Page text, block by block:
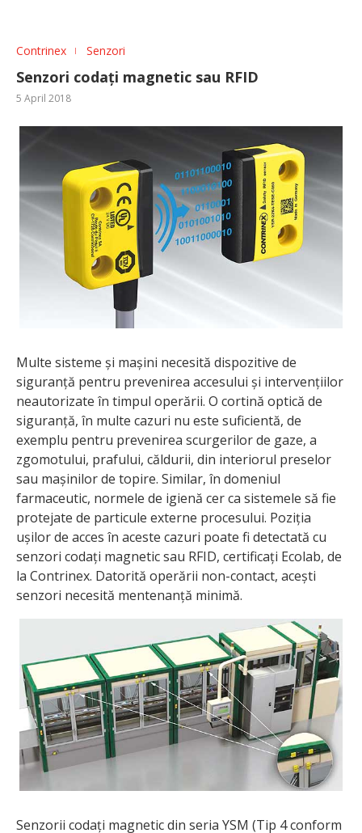
Contrinex Senzori
Senzori codați magnetic sau RFID
5 April 2018
Multe sisteme și mașini necesită dispozitive de
siguranță pentru prevenirea accesului și intervențiilor
neautorizate în timpul operării. O cortină optică de
siguranță, în multe cazuri nu este suficientă, de
exemplu pentru prevenirea scurgerilor de gaze, a
zgomotului, prafului, căldurii, din interiorul preselor
sau mașinilor de topire. Similar, în domeniul
farmaceutic, normele de igienă cer ca sistemele să fie
protejate de particule externe procesului. Poziția
ușilor de acces în aceste cazuri poate fi detectată cu
senzori codați magnetic sau RFID, certificați Ecolab, de
la Contrinex. Datorită operării non-contact, acești
senzori necesită mentenanță minimă.
Senzorii codați magnetic din seria YSM (Tip 4 conform